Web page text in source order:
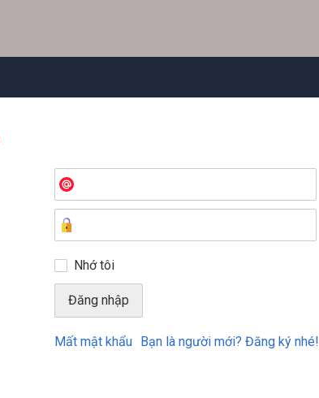
Nhớ tôi
Mất mật khẩu Bạn là người mới? Đăng ký nhé!